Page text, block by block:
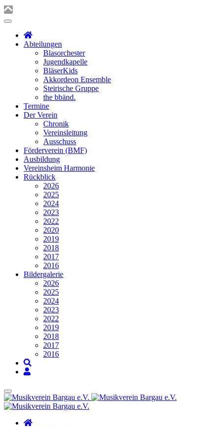
Abteilungen
Blasorchester
Jugendkapelle
BläserKids
Akkordeon Ensemble
Steirische Gruppe
the bbänd.
Termine
Der Verein
Chronik
Vereinsleitung
Ausschuss
Förderverein (BMF)
Ausbildung
Vereinsheim Harmonie
Rückblick
2026
2025
2024
2023
2022
2020
2019
2018
2017
2016
Bildergalerie
2026
2025
2024
2023
2022
2019
2018
2017
2016